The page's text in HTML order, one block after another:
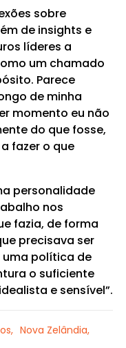
sobre
de insights e
líderes a
um chamado
Parece
de minha
momento eu não
do que fosse,
fazer o que
personalidade
nos
fazia, de forma
precisava ser
uma política de
o suficiente
e sensível”.
Nova Zelândia,